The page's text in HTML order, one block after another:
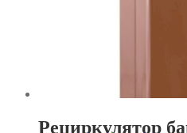
Рециркулятор